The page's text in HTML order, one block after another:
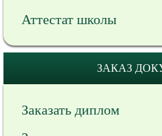
Аттестат школы
ЗАКАЗ
Заказать диплом